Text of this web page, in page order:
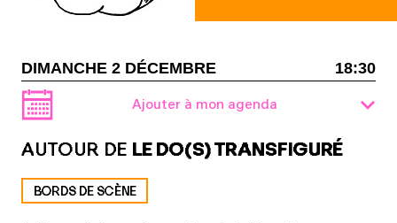
DIMANCHE 2 DÉCEMBRE 18:30
Ajouter à mon agenda
AUTOUR DE LE DO(S) TRANSFIGURÉ
BORDS DE SCÈNE